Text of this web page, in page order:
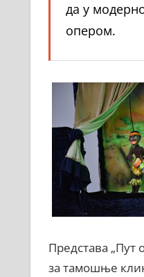
да у
опером.
Представа „Пут
за тамошње